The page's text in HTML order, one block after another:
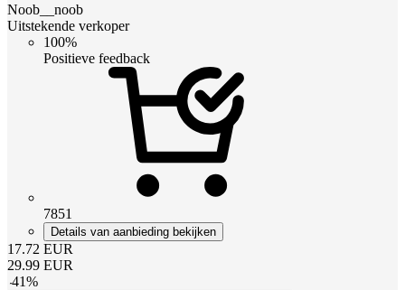
Noob__noob
Uitstekende verkoper
100%
Positieve feedback
7851
Details van aanbieding bekijken
17.72 EUR
29.99 EUR
-41%